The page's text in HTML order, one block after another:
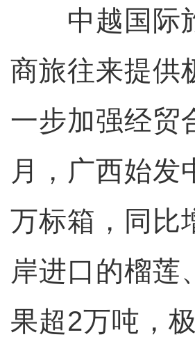
中越国际旅
商旅往来提供
一步加强经贸
月，广西始发
万标箱，同比
岸进口的榴莲
果超2万吨，